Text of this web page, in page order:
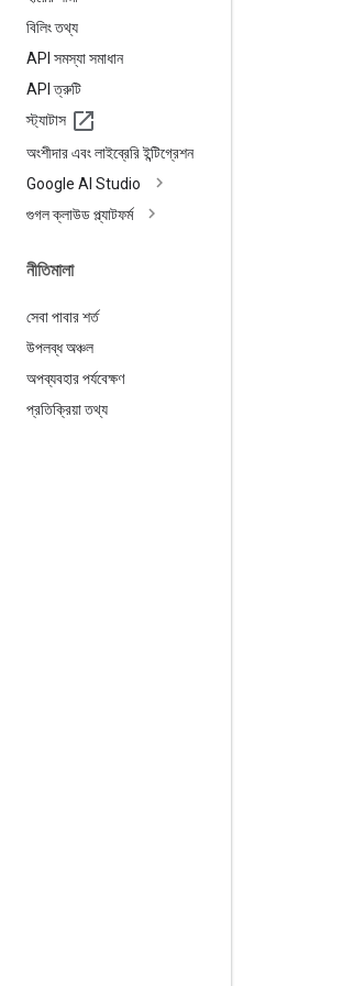
বিলিং তথ্য
API সমস্যা সমাধান
API ত্রুটি
স্ট্যাটাস
অংশীদার এবং লাইব্রেরি ইন্টিগ্রেশন
Google AI Studio
গুগল ক্লাউড প্ল্যাটফর্ম
নীতিমালা
সেবা পাবার শর্ত
উপলব্ধ অঞ্চল
অপব্যবহার পর্যবেক্ষণ
প্রতিক্রিয়া তথ্য